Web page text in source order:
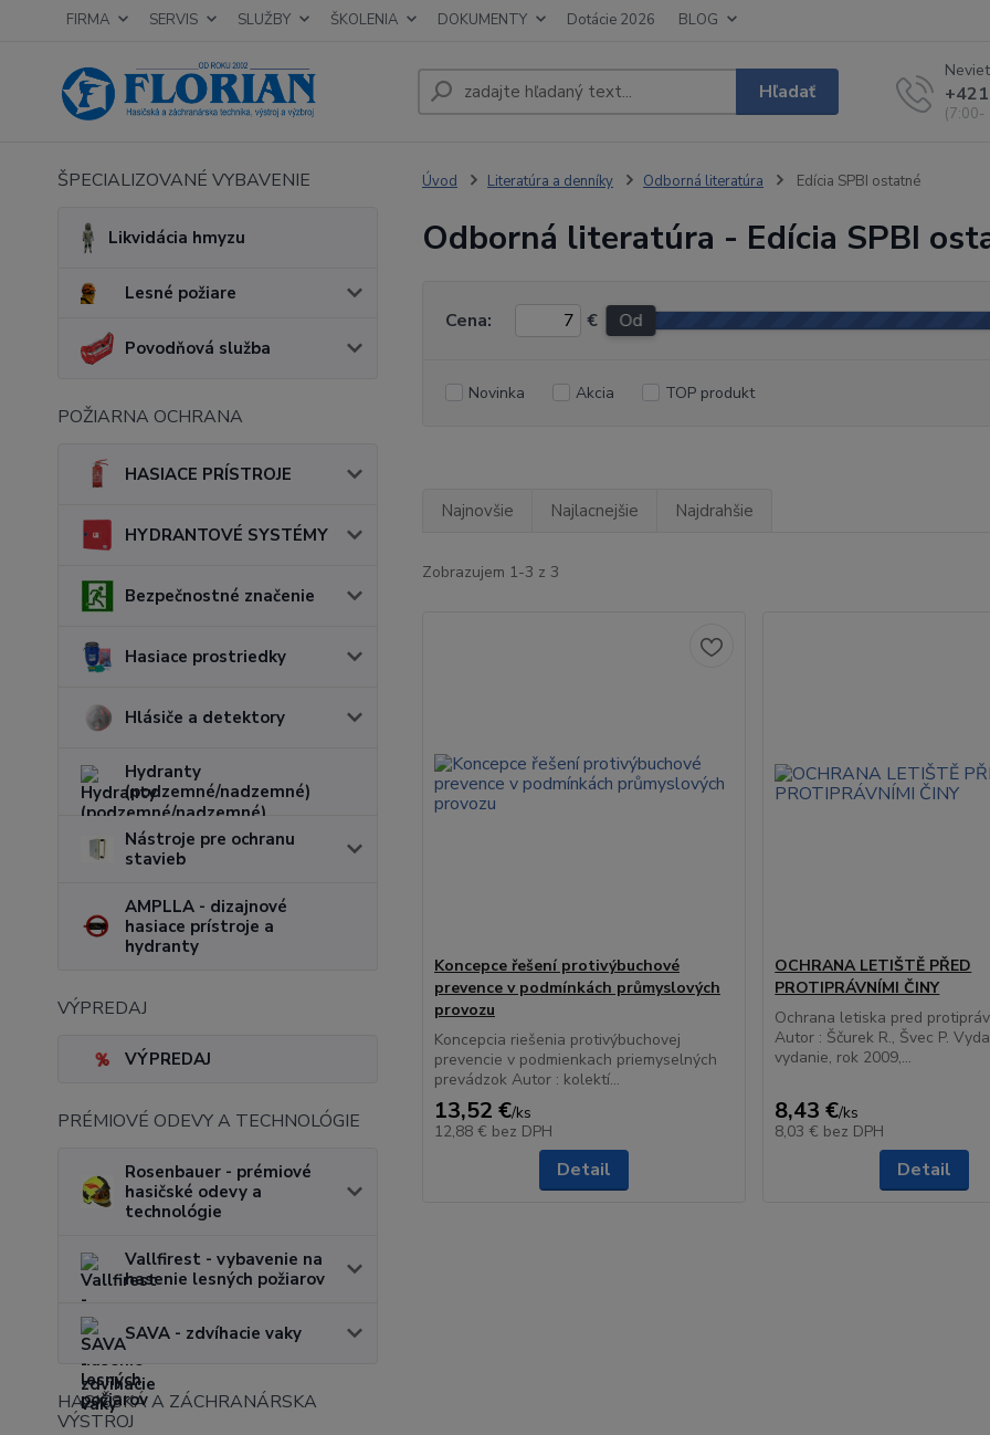
FIRMA SERVIS SLUŽBY ŠKOLENIA DOKUMENTY Dotácie 2026 BLOG
Hľadať
(7:00-
ŠPECIALIZOVANÉ VYBAVENIE
Likvidácia hmyzu
Lesné požiare
Povodňová služba
POŽIARNA OCHRANA
HASIACE PRÍSTROJE
HYDRANTOVÉ SYSTÉMY
Bezpečnostné značenie
Hasiace prostriedky
Hlásiče a detektory
Hydranty
(podzemné/nadzemné)
Nástroje pre ochranu
stavieb
AMPLLA - dizajnové
hasiace prístroje a
hydranty
VÝPREDAJ
VÝPREDAJ
PRÉMIOVÉ ODEVY A TECHNOLÓGIE
Rosenbauer - prémiové
hasičské odevy a
technológie
Vallfirest - vybavenie na
hasenie lesných požiarov
SAVA - zdvíhacie vaky
HASIČSKÁ A ZÁCHRANÁRSKA
VÝSTROJ
Úvod Literatúra a denníky Odborná literatúra Edícia SPBI ostatné
Odborná literatúra - Edícia SPBI
Cena: € Od
Novinka Akcia TOP produkt
Najnovšie Najlacnejšie Najdrahšie
Zobrazujem 1-3 z 3
Koncepce řešení protivýbuchové
prevence v podmínkách průmyslových
provozu
Koncepcia riešenia protivýbuchovej
prevencie v podmienkach priemyselných
prevádzok Autor : kolektí...
13,52 €/ks
12,88 € bez DPH
Detail
OCHRANA LETIŠTĚ PŘED
PROTIPRÁVNÍMI ČINY
Ochrana letiska pred
Autor : Ščurek R., Švec P.
vydanie, rok 2009,...
8,43 €/ks
8,03 € bez DPH
Detail